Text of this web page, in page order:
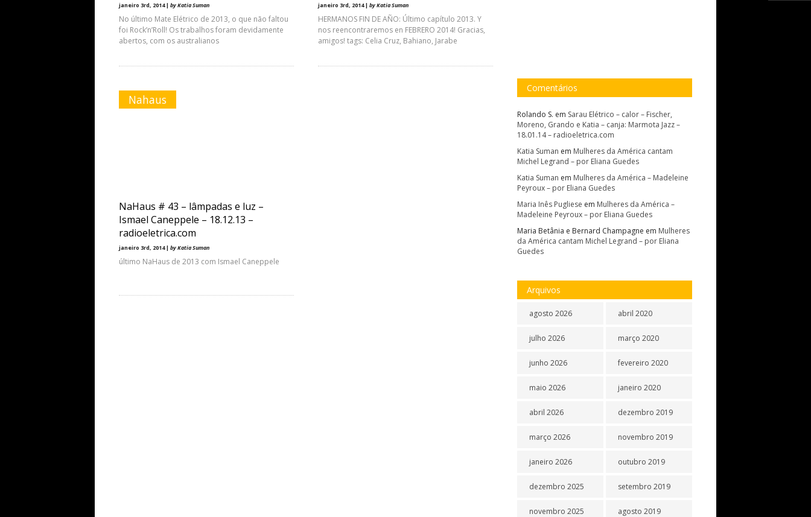
janeiro 3rd, 2014 | by Katia Suman
No último Mate Elétrico de 2013, o que não faltou
foi Rock’n’Roll! Os trabalhos foram devidamente
abertos, com os australianos
janeiro 3rd, 2014 | by Katia Suman
HERMANOS FIN DE AÑO: Último capítulo 2013. Y
nos reencontraremos en FEBRERO 2014! Gracias,
amigos! tags: Celia Cruz, Bahiano, Jarabe
Nahaus
NaHaus # 43 – lâmpadas e luz –
Ismael Caneppele – 18.12.13 –
radioeletrica.com
janeiro 3rd, 2014 | by Katia Suman
último NaHaus de 2013 com Ismael Caneppele
Comentários
Rolando S. em Sarau Elétrico – calor – Fischer,
Moreno, Grando e Katia – canja: Marmota Jazz –
18.01.14 – radioeletrica.com
Katia Suman em Mulheres da América cantam
Michel Legrand – por Eliana Guedes
Katia Suman em Mulheres da América – Madeleine
Peyroux – por Eliana Guedes
Maria Inês Pugliese em Mulheres da América –
Madeleine Peyroux – por Eliana Guedes
Maria Betânia e Bernard Champagne em Mulheres
da América cantam Michel Legrand – por Eliana
Guedes
Arquivos
agosto 2026
julho 2026
junho 2026
maio 2026
abril 2026
março 2026
janeiro 2026
dezembro 2025
novembro 2025
abril 2020
março 2020
fevereiro 2020
janeiro 2020
dezembro 2019
novembro 2019
outubro 2019
setembro 2019
agosto 2019